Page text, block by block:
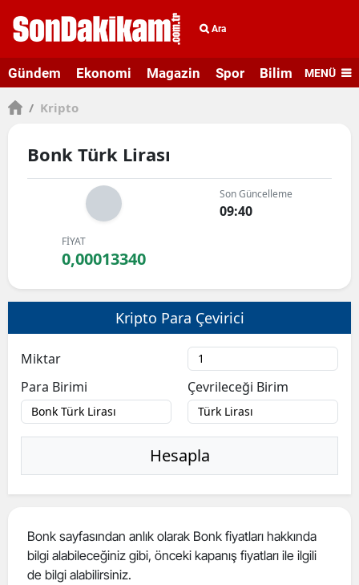
Ara
Gündem Ekonomi Magazin Spor Bilim veMENÜ
/ Kripto
Bonk Türk Lirası
Son Güncelleme
09:40
FİYAT
0,00013340
Kripto Para Çevirici
Miktar
Para Birimi
Çevrileceği Birim
Hesapla
Bonk sayfasından anlık olarak Bonk fiyatları hakkında
bilgi alabileceğiniz gibi, önceki kapanış fiyatları ile ilgili
de bilgi alabilirsiniz.